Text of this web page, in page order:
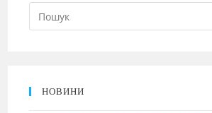
НОВИНИ